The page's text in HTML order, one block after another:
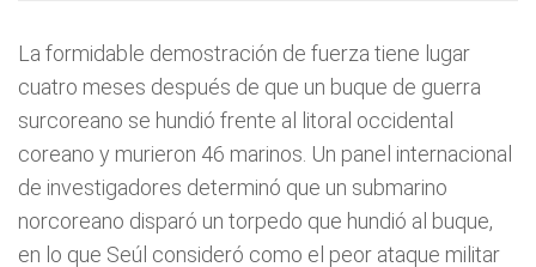
La formidable demostración de fuerza tiene lugar
cuatro meses después de que un buque de guerra
surcoreano se hundió frente al litoral occidental
coreano y murieron 46 marinos. Un panel internacional
de investigadores determinó que un submarino
norcoreano disparó un torpedo que hundió al buque,
en lo que Seúl consideró como el peor ataque militar